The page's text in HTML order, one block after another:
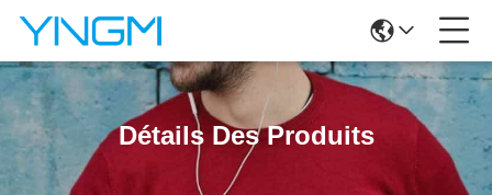
Détails Des Produits